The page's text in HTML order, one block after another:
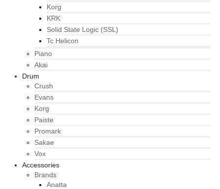
Korg
KRK
Solid State Logic (SSL)
Tc Helicon
Piano
Akai
Drum
Crush
Evans
Korg
Paiste
Promark
Sakae
Vox
Accessories
Brands
Anatta